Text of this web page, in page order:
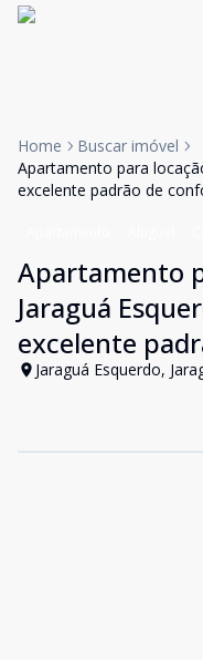
Home
Buscar imóvel
Apartamento para
excelente padrão de
Apartamento
Jaraguá
excelente
Jaraguá Esquerdo,